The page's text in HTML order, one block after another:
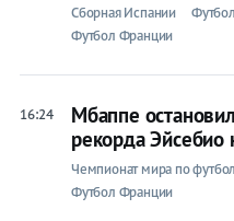
Сборная Испании
Футбол Франции
16:24
Мбаппе
рекорда Эйсебио
Чемпионат мира по
Футбол Франции
Прогнозы
на спорт